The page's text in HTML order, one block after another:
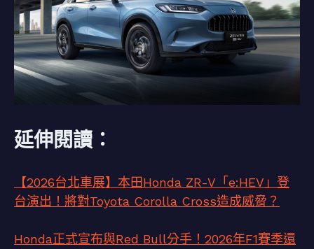
延伸閱讀：
【2026台北車展】本田Honda ZR-V「e:HEV」登
台演出！將對Toyota Corolla Cross造成威脅？
Honda正式宣布與Red Bull分手！2026年F1賽季還